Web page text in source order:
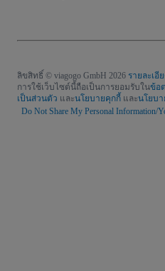
ลิขสิทธิ์ © viagogo GmbH 2026 รายละเอี
การใช้เว็บไซต์นี้ถือเป็นการยอมรับในข้อ
เป็นส่วนตัว และนโยบายคุกกี้ และนโยบ
Do Not Share My Personal Information/